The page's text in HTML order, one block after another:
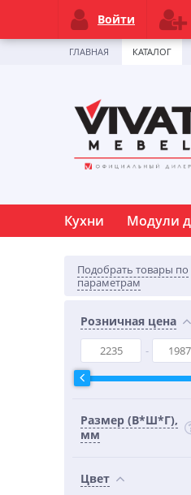
ГЛАВНАЯ КАТАЛОГ
Кухни Модули
Подобрать товары по
параметрам
Розничная цена
Размер (В*Ш*Г),
мм
Цвет
Войти